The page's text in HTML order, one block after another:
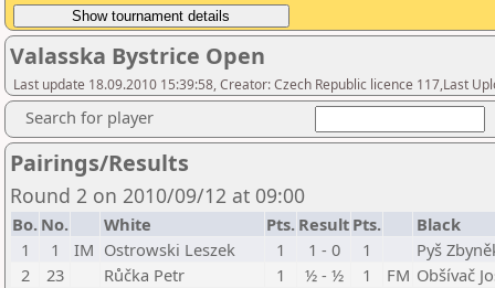
Valasska Bystrice Open
Last update 18.09.2010 15:39:58, Creator: Czech Republic licence 117,Last
Search for player
Pairings/Results
Round 2 on 2010/09/12 at 09:00
Bo. No. White Pts. Result Pts.
Black
1
1 IM Ostrowski Leszek 1 1 - 0 1
Pyš
2
23 Růčka Petr 1 ½ - ½ 1 FM Obšívač